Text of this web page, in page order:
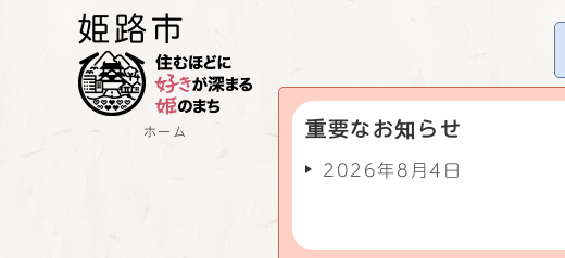
ホーム 重要なお知らせ
2026年8月4日